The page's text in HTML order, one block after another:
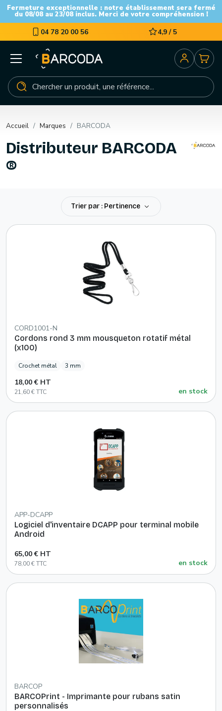
Fermeture exceptionnelle : notre établissement sera fermé
du 08/08 au 23/08 inclus. Merci de votre compréhension !
04 78 20 00 56 4,9 / 5
Accueil Marques BARCODA
Distributeur BARCODA
®
Trier par : Pertinence
CORD1001-N
Cordons rond 3 mm mousqueton rotatif métal
(x100)
Crochet métal 3 mm
18,00 € HT
21,60 € TTC en stock
APP-DCAPP
Logiciel d'inventaire DCAPP pour terminal mobile
Android
65,00 € HT
78,00 € TTC en stock
BARCOP
BARCOPrint - Imprimante pour rubans satin
personnalisés